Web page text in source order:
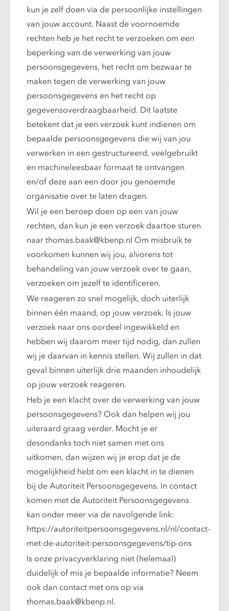
kun je zelf doen via de persoonlijke instellingen
van jouw account. Naast de voornoemde
rechten heb je het recht te verzoeken om een
beperking van de verwerking van jouw
persoonsgegevens, het recht om bezwaar te
maken tegen de verwerking van jouw
persoonsgegevens en het recht op
gegevensoverdraagbaarheid. Dit laatste
betekent dat je een verzoek kunt indienen om
bepaalde persoonsgegevens die wij van jou
verwerken in een gestructureerd, veelgebruikt
en machineleesbaar formaat te ontvangen
en/of deze aan een door jou genoemde
organisatie over te laten dragen.
Wil je een beroep doen op een van jouw
rechten, dan kun je een verzoek daartoe sturen
naarthomas.baak@kbenp.nl Om misbruik te
voorkomen kunnen wij jou, alvorens tot
behandeling van jouw verzoek over te gaan,
verzoeken om jezelf te identificeren.
We reageren zo snel mogelijk, doch uiterlijk
binnen één maand, op jouw verzoek. Is jouw
verzoek naar ons oordeel ingewikkeld en
hebben wij daarom meer tijd nodig, dan zullen
wij je daarvan in kennis stellen. Wij zullen in dat
geval binnen uiterlijk drie maanden inhoudelijk
op jouw verzoek reageren.
Heb je een klacht over de verwerking van jouw
persoonsgegevens? Ook dan helpen wij jou
uiteraard graag verder. Mocht je er
desondanks toch niet samen met ons
uitkomen, dan wijzen wij je erop dat je de
mogelijkheid hebt om een klacht in te dienen
bij de Autoriteit Persoonsgegevens. In contact
komen met de Autoriteit Persoonsgegevens
kan onder meer via de navolgende link:
https://autoriteitpersoonsgegevens.nl/nl/contact-
met-de-autoriteit-persoonsgegevens/tip-ons
Is onze privacyverklaring niet (helemaal)
duidelijk of mis je bepaalde informatie? Neem
ook dan contact met ons op via
thomas.baak@kbenp.nl.